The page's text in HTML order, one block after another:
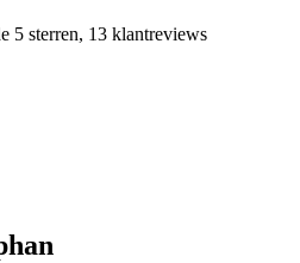
5 sterren, 13 klantreviews